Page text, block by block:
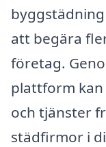
att begära
företag.
plattform
och tjänster
städfirmor i